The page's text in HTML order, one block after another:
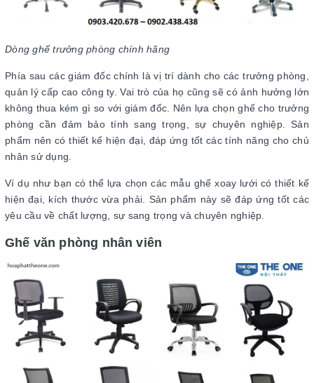
Dòng ghế trưởng phòng chính hãng
Phía sau các giám đốc chính là vị trí dành cho các trưởng phòng,
quản lý cấp cao công ty. Vai trò của họ cũng sẽ có ảnh hưởng lớn
không thua kém gì so với giám đốc. Nên lựa chọn ghế cho trưởng
phòng cần đảm bảo tính sang trọng, sự chuyên nghiệp. Sản
phẩm nên có thiết kế hiện đại, đáp ứng tốt các tính năng cho chủ
nhân sử dụng.
Ví dụ như bạn có thể lựa chọn các mẫu ghế xoay lưới có thiết kế
hiện đại, kích thước vừa phải. Sản phẩm này sẽ đáp ứng tốt các
yêu cầu về chất lượng, sự sang trọng và chuyên nghiệp.
Ghế văn phòng nhân viên